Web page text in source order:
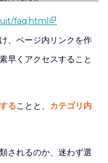
faq.html
、ページ内リンクを作
早くアクセスすること
ることと、 カテゴリ内
されるのか、迷わず選